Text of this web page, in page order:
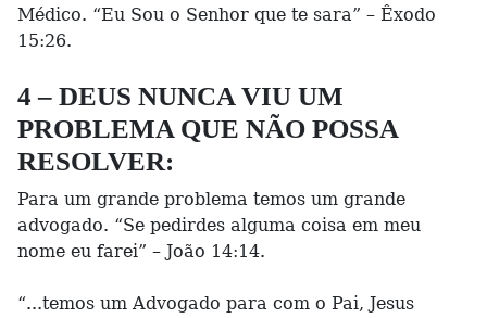
Médico. “Eu Sou o Senhor que te sara” – Êxodo
15:26.
4 – DEUS NUNCA VIU UM
PROBLEMA QUE NÃO POSSA
RESOLVER:
Para um grande problema temos um grande
advogado. “Se pedirdes alguma coisa em meu
nome eu farei” – João 14:14.
“...temos um Advogado para com o Pai, Jesus